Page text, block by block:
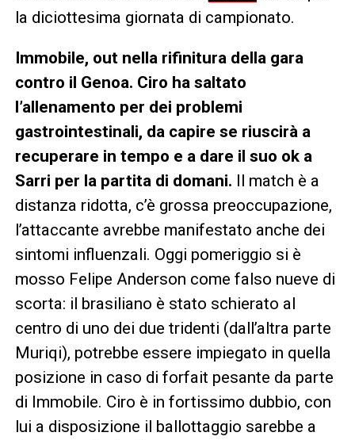
la diciottesima giornata di campionato.
Immobile, out nella rifinitura della gara
contro il Genoa. Ciro ha saltato
l’allenamento per dei problemi
gastrointestinali, da capire se riuscirà a
recuperare in tempo e a dare il suo ok a
Sarri per la partita di domani. Il match è a
distanza ridotta, c’è grossa preoccupazione,
l’attaccante avrebbe manifestato anche dei
sintomi influenzali. Oggi pomeriggio si è
mosso Felipe Anderson come falso nueve di
scorta: il brasiliano è stato schierato al
centro di uno dei due tridenti (dall’altra parte
Muriqi), potrebbe essere impiegato in quella
posizione in caso di forfait pesante da parte
di Immobile. Ciro è in fortissimo dubbio, con
lui a disposizione il ballottaggio sarebbe a